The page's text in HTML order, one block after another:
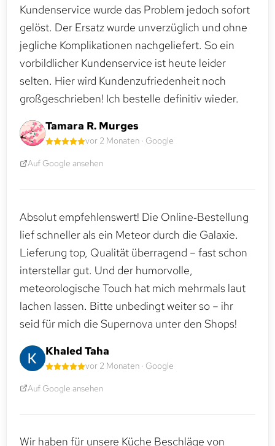
Kundenservice wurde das Problem jedoch sofort
gelöst. Der Ersatz wurde unverzüglich und ohne
jegliche Komplikationen nachgeliefert. So ein
vorbildlicher Kundenservice ist heute leider
selten. Hier wird Kundenzufriedenheit noch
großgeschrieben! Ich bestelle definitiv wieder.
Tamara R. Murges
vor 2 Monaten · Google
Auf Google ansehen
Absolut empfehlenswert! Die Online‑Bestellung
lief schneller als ein Meteor durch die Galaxie.
Lieferung top, Qualität überragend – fast schon
interstellar gut. Und der humorvolle,
meteorologische Touch hat mich mehrmals laut
lachen lassen. Bitte unbedingt weiter so – ihr
seid für mich die Supernova unter den Shops!
Khaled Taha
vor 2 Monaten · Google
Auf Google ansehen
Wir haben für unsere Küche Beschläge von